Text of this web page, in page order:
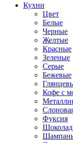
Кухни
Цвет
Белые
Черные
Желтые
Красные
Зеленые
Серые
Бежевые
Кофе с
Фуксия
Шоколад